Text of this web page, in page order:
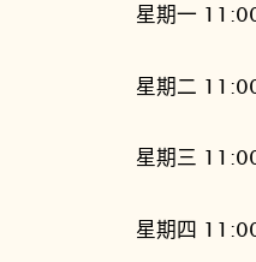
星期一
星期二
星期三
星期四